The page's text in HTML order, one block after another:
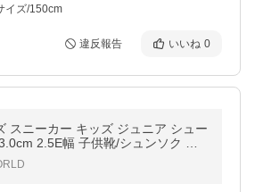
イズ/150cm
違反報告 いいね 0
スニーカー キッズ ジュニア シュー
2.5E幅 子供靴/シュンソク 瞬
シュンソクV8/子ども 男の子
学生 男児 /SJC9380